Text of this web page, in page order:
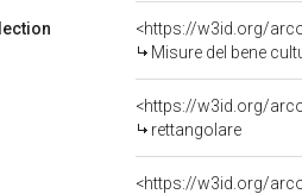
<https://w3id.org/
Misure del bene
<https://w3id.org/
rettangolare
<https://w3id.org/